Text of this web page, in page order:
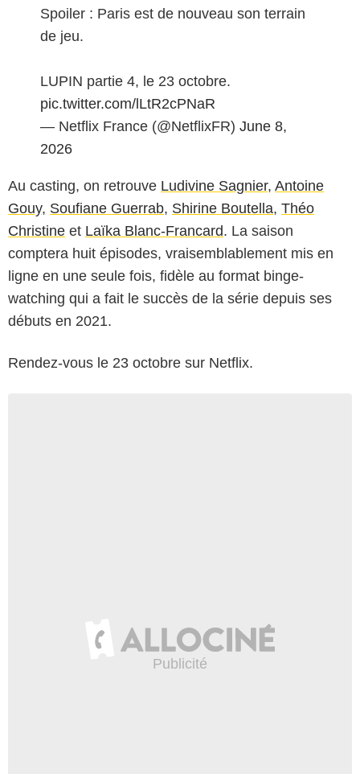
Spoiler : Paris est de nouveau son terrain
de jeu.
LUPIN partie 4, le 23 octobre.
pic.twitter.com/lLtR2cPNaR
— Netflix France (@NetflixFR) June 8,
2026
Au casting, on retrouve Ludivine Sagnier, Antoine
Gouy, Soufiane Guerrab, Shirine Boutella, Théo
Christine et Laïka Blanc-Francard. La saison
comptera huit épisodes, vraisemblablement mis en
ligne en une seule fois, fidèle au format binge-
watching qui a fait le succès de la série depuis ses
débuts en 2021.
Rendez-vous le 23 octobre sur Netflix.